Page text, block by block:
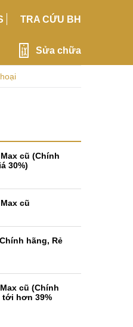
TRA CỨU BH
Sửa chữa
cũ (Chính
30%)
cũ
hãng, Rẻ
cũ (Chính
tới hơn 39%